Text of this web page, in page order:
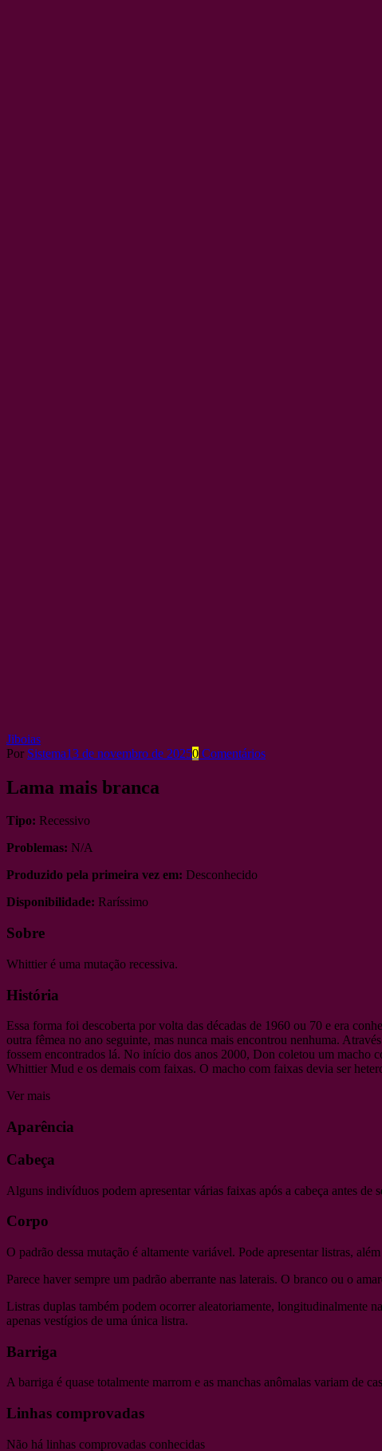
Jiboias
Por Sistema13 de novembro de 20250 Comentários
Lama mais branca
Tipo: Recessivo
Problemas: N/A
Produzido pela primeira vez em: Desconhecido
Disponibilidade: Raríssimo
Sobre
Whittier é uma mutação recessiva.
História
Essa forma foi descoberta por volta das décadas de 1960 ou 70 e era
outra fêmea no ano seguinte, mas nunca mais encontrou nenhuma.
fossem encontrados lá. No início dos anos 2000, Don coletou um macho
Whittier Mud e os demais com faixas. O macho com faixas devia ser
Ver mais
Aparência
Cabeça
Alguns indivíduos podem apresentar várias faixas após a cabeça antes de
Corpo
O padrão dessa mutação é altamente variável. Pode apresentar listras,
Parece haver sempre um padrão aberrante nas laterais. O branco ou o
Listras duplas também podem ocorrer aleatoriamente, longitudinalmente
apenas vestígios de uma única listra.
Barriga
A barriga é quase totalmente marrom e as manchas anômalas variam de
Linhas comprovadas
Não há linhas comprovadas conhecidas